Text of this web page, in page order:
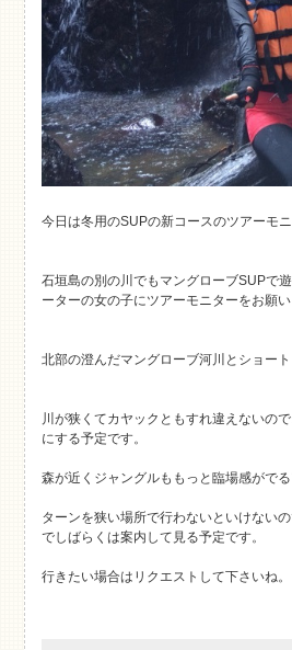
今日は冬用のSUPの新コースのツアーモ
石垣島の別の川でもマングローブSUPで
ーターの女の子にツアーモニターをお願い
北部の澄んだマングローブ河川とショー
川が狭くてカヤックともすれ違えないの
にする予定です。
森が近くジャングルももっと臨場感がで
ターンを狭い場所で行わないといけない
でしばらくは案内して見る予定です。
行きたい場合はリクエストして下さいね。